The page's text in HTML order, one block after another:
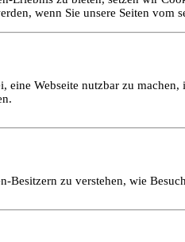
wenn Sie unsere Seiten
eine Webseite nutzbar zu
Besitzern zu verstehen, wie